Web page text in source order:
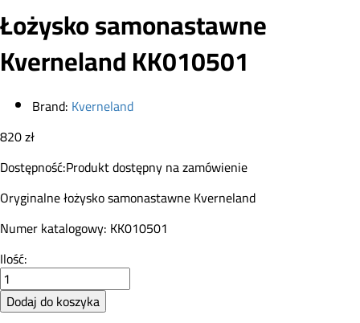
Łożysko samonastawne
Kverneland KK010501
Brand: Kverneland
820zł
Dostępność:Produkt dostępny na zamówienie
Oryginalne łożysko samonastawne Kverneland
Numer katalogowy: KK010501
Łożysko
samonastawne
Kverneland
KK010501
Ilość:
Dodaj do koszyka